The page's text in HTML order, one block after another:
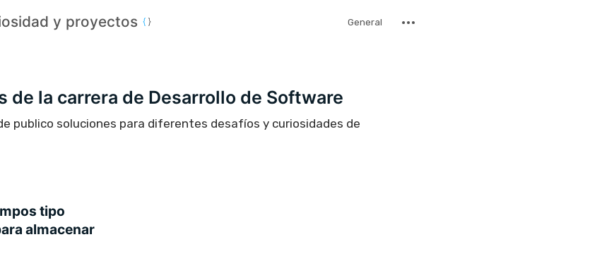
y proyectos General
de la carrera de Desarrollo de Software
publico soluciones para diferentes desafíos y curiosidades de
tipo
almacenar